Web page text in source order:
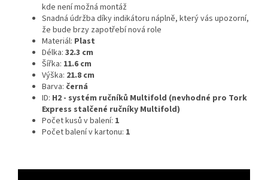
kde není možná montáž
Snadná údržba díky indikátoru náplně, který vás upozorní,
že bude brzy zapotřebí nová role
Materiál: Plast
Délka: 32.3 cm
Šířka: 11.6 cm
Výška: 21.8 cm
Barva: černá
ID: H2 - systém ručníků Multifold (nevhodné pro Tork
Express stalčené ručníky Multifold)
Počet kusů v balení: 1
Počet balení v kartonu: 1